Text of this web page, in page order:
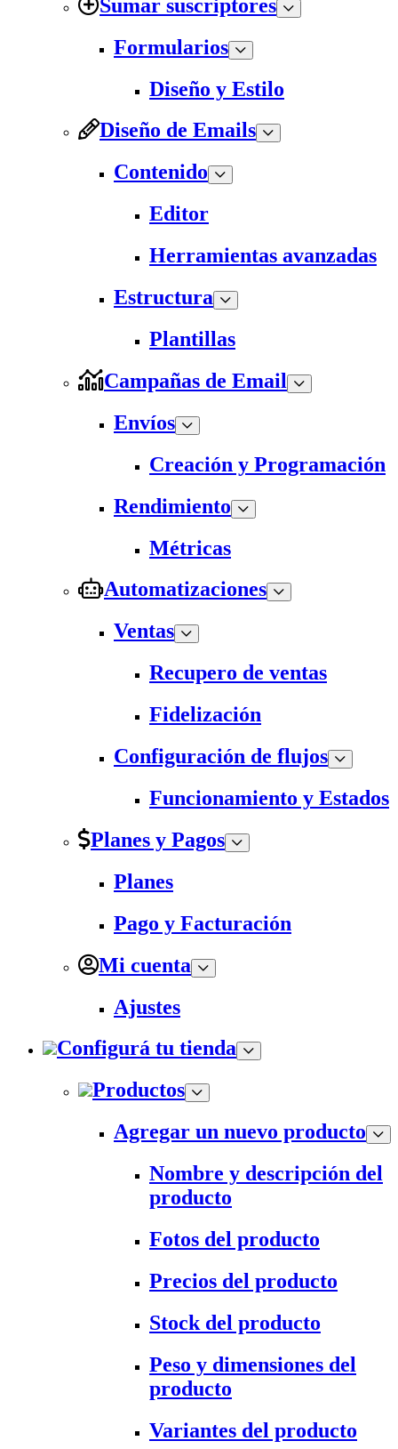
Sumar suscriptores
Formularios
Diseño y Estilo
Diseño de Emails
Contenido
Editor
Herramientas avanzadas
Estructura
Plantillas
Campañas de Email
Envíos
Creación y Programación
Rendimiento
Métricas
Automatizaciones
Ventas
Recupero de ventas
Fidelización
Configuración de flujos
Funcionamiento y Estados
Planes y Pagos
Planes
Pago y Facturación
Mi cuenta
Ajustes
Configurá tu tienda
Productos
Agregar un nuevo producto
Nombre y descripción del
producto
Fotos del producto
Precios del producto
Stock del producto
Peso y dimensiones del
producto
Variantes del producto